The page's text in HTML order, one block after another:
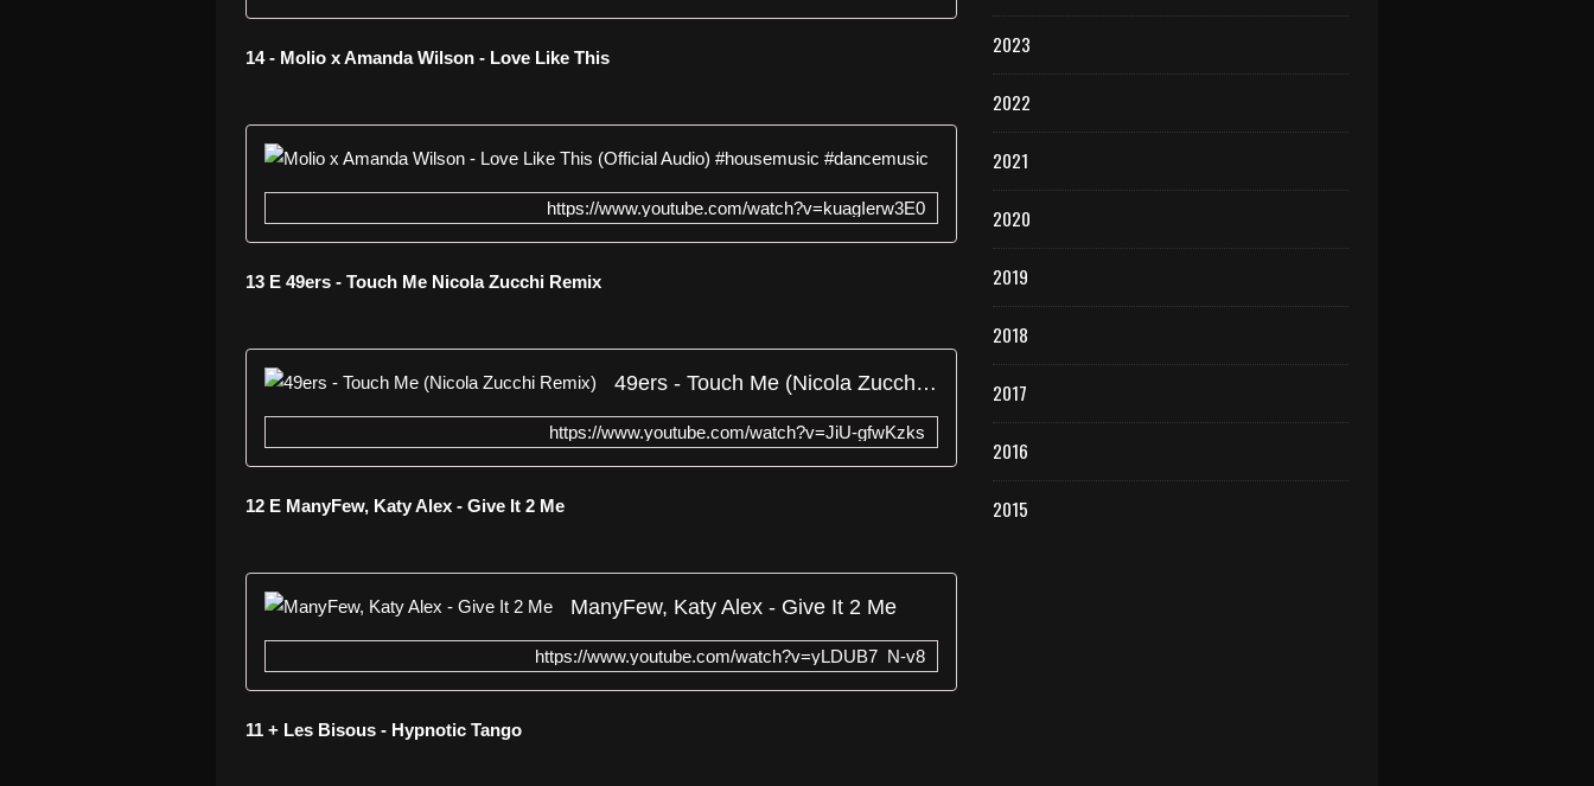
14 - Molio x Amanda Wilson - Love Like This
Molio x Amanda Wilson - Love Like This (Official Audio)
https://www.youtube.com/watch?v=kuagIerw3E0
13 E 49ers - Touch Me Nicola Zucchi Remix
49ers - Touch Me (Nicola Zucchi Remix)
https://www.youtube.com/watch?v=JiU-gfwKzks
12 E ManyFew, Katy Alex - Give It 2 Me
ManyFew, Katy Alex - Give It 2 Me
https://www.youtube.com/watch?v=yLDUB7_N-v8
11 + Les Bisous - Hypnotic Tango
2023
2022
2021
2020
2019
2018
2017
2016
2015